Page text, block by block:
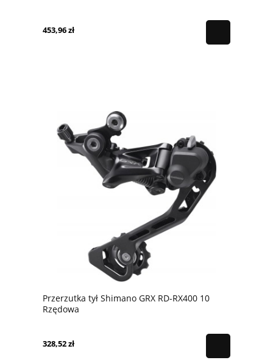
453,96 zł
Przerzutka tył Shimano GRX RD-RX400 10
Rzędowa
328,52 zł